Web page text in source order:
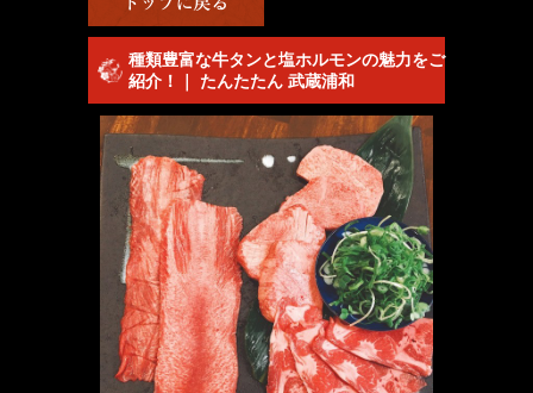
種類豊富な牛タンと塩ホルモンの魅力をご
紹介！｜ たんたたん 武蔵浦和